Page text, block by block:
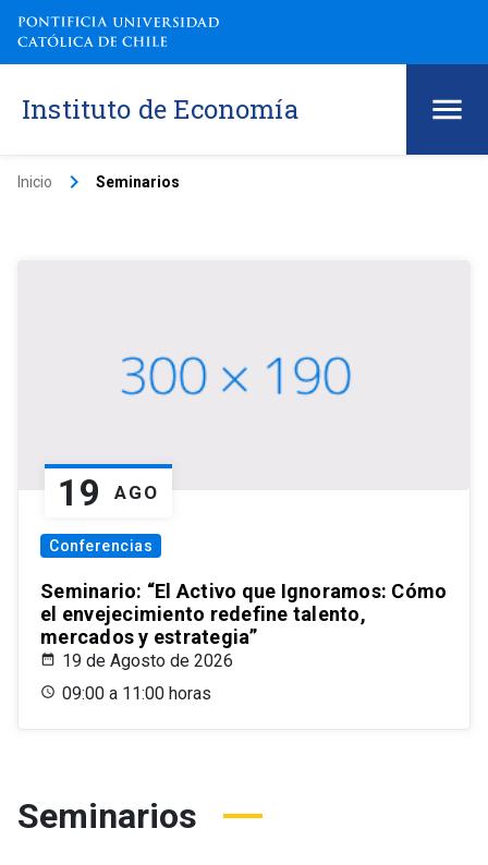
Instituto de Economía
Inicio keyboard_arrow_right Seminarios
19 AGO
Conferencias
Seminario: “El Activo que Ignoramos: Cómo
el envejecimiento redefine talento,
mercados y estrategia”
19 de Agosto de 2026
09:00 a 11:00 horas
Seminarios